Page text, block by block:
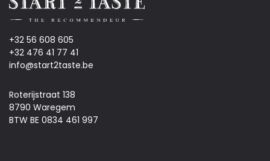
+32 56 608 605
+32 476 41 77 41
info@start2taste.be
Roterijstraat 138
8790 Waregem
BTW BE 0834 461 997